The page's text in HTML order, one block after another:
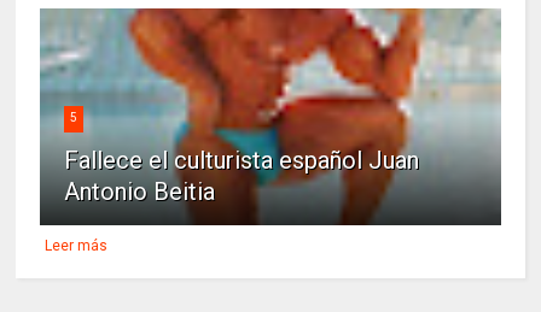
5
Fallece el culturista español Juan
Antonio Beitia
Leer más